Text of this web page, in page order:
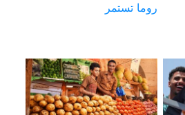
روما تستمر